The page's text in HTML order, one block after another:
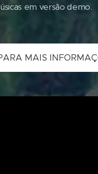
em versão demo.
MAIS